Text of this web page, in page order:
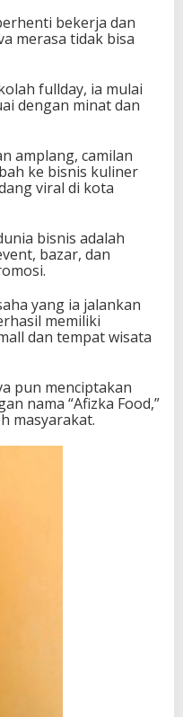
bekerja dan
merasa tidak bisa
fullday, ia mulai
dengan minat dan
amplang, camilan
ke bisnis kuliner
viral di kota
bisnis adalah
bazar, dan
yang ia jalankan
memiliki
dan tempat wisata
pun menciptakan
nama “Afizka Food,”
masyarakat.